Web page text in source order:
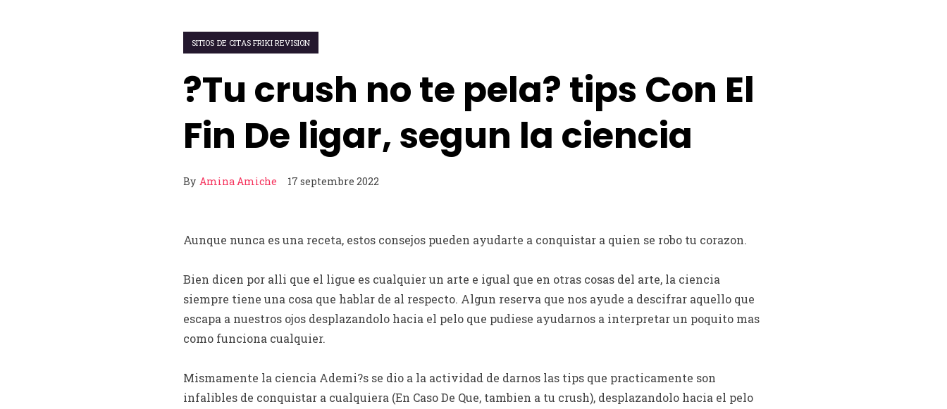
SITIOS DE CITAS FRIKI REVISION
?Tu crush no te pela? tips Con El
Fin De ligar, segun la ciencia
By Amina Amiche 17 septembre 2022
Aunque nunca es una receta, estos consejos pueden ayudarte a conquistar a quien se robo tu corazon.
Bien dicen por alli que el ligue es cualquier un arte e igual que en otras cosas del arte, la ciencia
siempre tiene una cosa que hablar de al respecto. Algun reserva que nos ayude a descifrar aquello que
escapa a nuestros ojos desplazandolo hacia el pelo que pudiese ayudarnos a interpretar un poquito mas
como funciona cualquier.
Mismamente la ciencia Ademi?s se dio a la actividad de darnos las tips que practicamente son
infalibles de conquistar a cualquiera (En Caso De Que, tambien a tu crush), desplazandolo hacia el pelo